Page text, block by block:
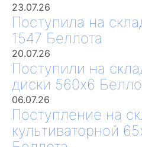
23.07.26
Поступила на
1547 Беллота
20.07.26
Поступили на
диски 560х6
06.07.26
Поступление на
культиваторной